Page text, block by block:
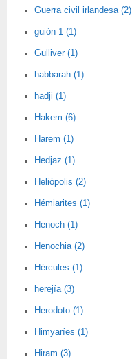
Guerra civil irlandesa (2)
guión 1 (1)
Gulliver (1)
habbarah (1)
hadji (1)
Hakem (6)
Harem (1)
Hedjaz (1)
Heliópolis (2)
Hémiarites (1)
Henoch (1)
Henochia (2)
Hércules (1)
herejía (3)
Herodoto (1)
Himyaríes (1)
Hiram (3)